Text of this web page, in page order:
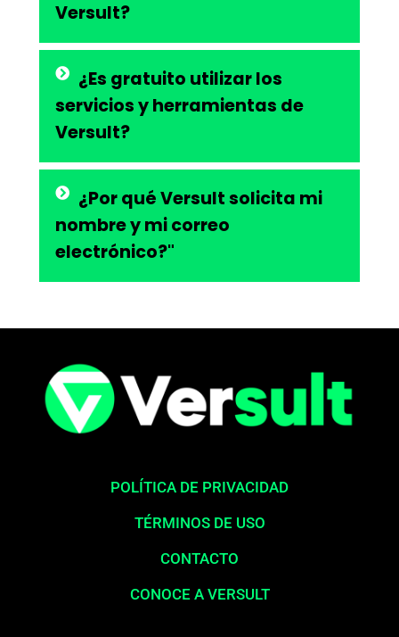
Versult?
¿Es gratuito utilizar los
servicios y herramientas de
Versult?
¿Por qué Versult solicita mi
nombre y mi correo
electrónico?"
POLÍTICA DE PRIVACIDAD
TÉRMINOS DE USO
CONTACTO
CONOCE A VERSULT